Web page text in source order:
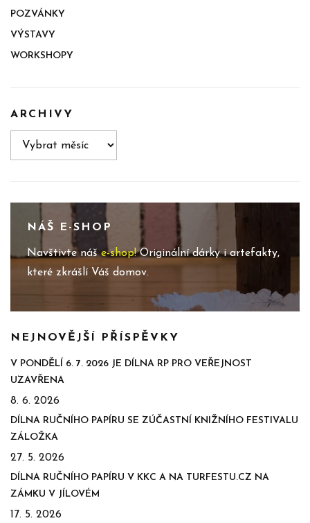
POZVÁNKY
VÝSTAVY
WORKSHOPY
ARCHIVY
Archivy
NÁŠ E-SHOP
Navštivte náše-shop!Originální dárky i artefakty,
které zkrášlí Váš domov.
NEJNOVĚJŠÍ PŘÍSPĚVKY
V PONDĚLÍ 6. 7. 2026 JE DÍLNA RP PRO VEŘEJNOST
UZAVŘENA
8. 6. 2026
DÍLNA RUČNÍHO PAPÍRU SE ZÚČASTNÍ KNIŽNÍHO FESTIVALU
ZÁLOŽKA
27. 5. 2026
DÍLNA RUČNÍHO PAPÍRU V KKC A NA TURFESTU.CZ NA
ZÁMKU V JÍLOVÉM
17. 5. 2026